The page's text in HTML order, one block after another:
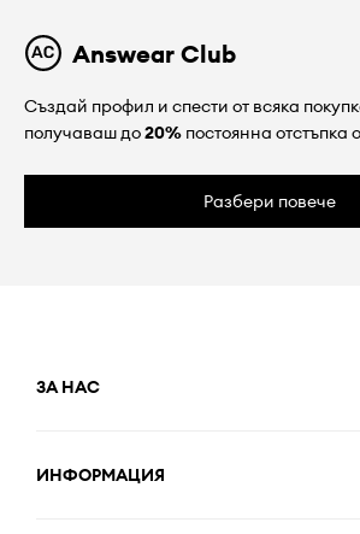
Answear Club
Създай профил и спести от всяка
получаваш до20% постоянна отстъпка
Разбери повече
ЗА НАС
ИНФОРМАЦИЯ